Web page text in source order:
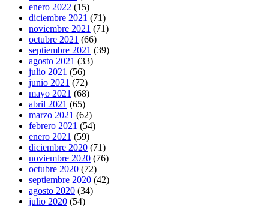
enero 2022 (15)
diciembre 2021 (71)
noviembre 2021 (71)
octubre 2021 (66)
septiembre 2021 (39)
agosto 2021 (33)
julio 2021 (56)
junio 2021 (72)
mayo 2021 (68)
abril 2021 (65)
marzo 2021 (62)
febrero 2021 (54)
enero 2021 (59)
diciembre 2020 (71)
noviembre 2020 (76)
octubre 2020 (72)
septiembre 2020 (42)
agosto 2020 (34)
julio 2020 (54)